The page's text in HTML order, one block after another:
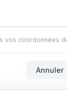
vos coordonnées
Annuler